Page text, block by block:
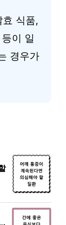
식품,
이 일
경우가